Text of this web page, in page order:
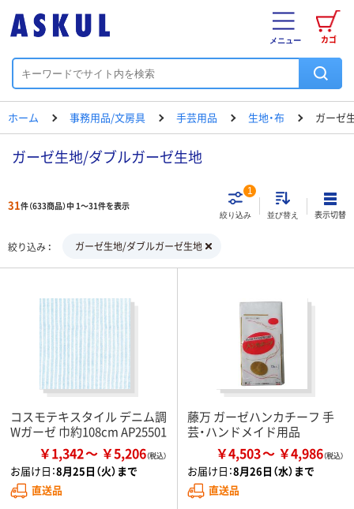
カゴ
メニュー
ホーム 事務用品/文房具 手芸用品 生地・布 ガーゼ
ガーゼ生地/ダブルガーゼ生地
31件（633商品）中 1～31件を表示
絞り込み
1
並び替え 表示切替
絞り込み ガーゼ生地/ダブルガーゼ生地
コスモテキスタイル デニム調
Wガーゼ 巾約108cm AP25501
￥1,342 ￥5,206
お届け日：8月25日（火）まで
直送品
藤万 ガーゼハンカチーフ 手
芸・ハンドメイド用品
￥4,503 ￥4,986
お届け日：8月26日（水）まで
直送品